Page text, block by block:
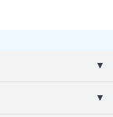
▼
▼